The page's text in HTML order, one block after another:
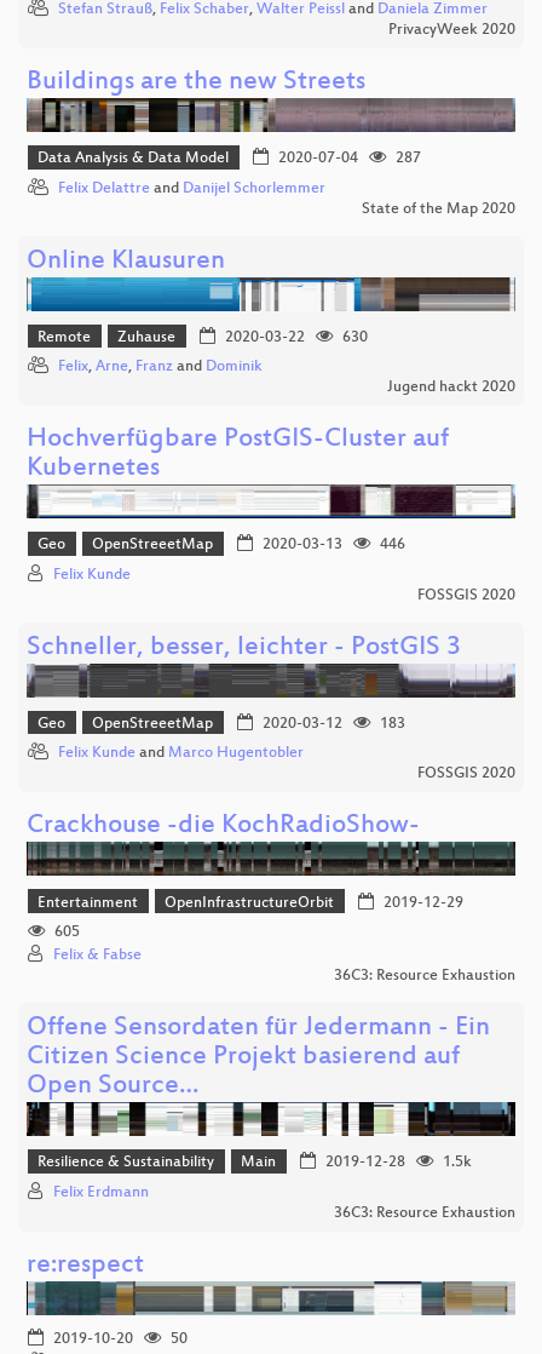
Stefan Strauß, Felix Schaber, Walter Peissl and Daniela Zimmer
PrivacyWeek 2020
Buildings are the new Streets
Data Analysis & Data Model 2020-07-04
287
Felix Delattre and Danijel Schorlemmer
State of the Map 2020
Online Klausuren
Remote Zuhause 2020-03-22
630
Felix, Arne, Franz and Dominik
Jugend hackt 2020
Hochverfügbare PostGIS-Cluster auf
Kubernetes
Geo OpenStreeetMap 2020-03-13
446
Felix Kunde
FOSSGIS 2020
Schneller, besser, leichter - PostGIS 3
Geo OpenStreeetMap 2020-03-12
183
Felix Kunde and Marco Hugentobler
FOSSGIS 2020
Crackhouse -die KochRadioShow-
Entertainment OpenInfrastructureOrbit
2019-12-29
605
Felix & Fabse
36C3: Resource Exhaustion
Offene Sensordaten für Jedermann - Ein
Citizen Science Projekt basierend auf
Open Source…
Resilience & Sustainability Main 2019-12-28
1.5k
Felix Erdmann
36C3: Resource Exhaustion
re:respect
2019-10-20
50